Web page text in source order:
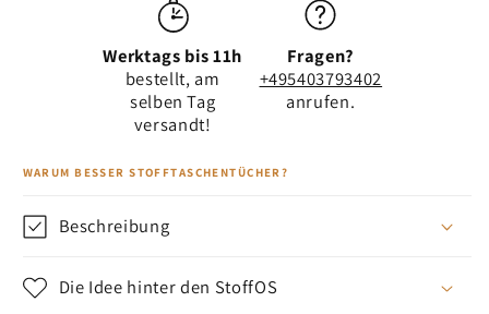
Platzhirsch
Feuchttücher
BOX
Handdruck
Platzhirsch
für
DIY
Feuchttücher
Werktags bis 11h
bestellt, am
selben Tag
versandt!
Fragen?
+495403793402
anrufen.
WARUM BESSER STOFFTASCHENTÜCHER?
Beschreibung
Die Idee hinter den StoffOS